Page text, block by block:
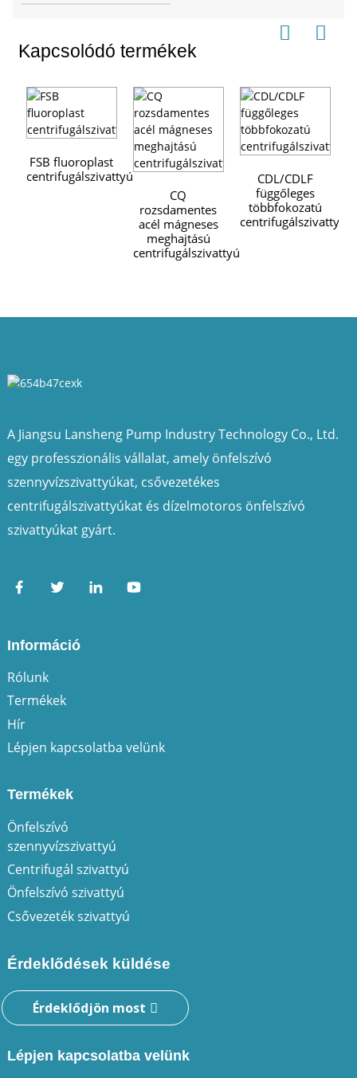
Kapcsolódó termékek
FSB fluoroplast
centrifugálszivattyú
CQ
rozsdamentes
acél mágneses
meghajtású
centrifugálszivattyú
CDL/CDLF
függőleges
többfokozatú
centrifugálszivattyú
A Jiangsu Lansheng Pump Industry Technology Co., Ltd.
egy professzionális vállalat, amely önfelszívó
szennyvízszivattyúkat, csővezetékes
centrifugálszivattyúkat és dízelmotoros önfelszívó
szivattyúkat gyárt.
Információ
Rólunk
Termékek
Hír
Lépjen kapcsolatba velünk
Termékek
Önfelszívó
szennyvízszivattyú
Centrifugál szivattyú
Önfelszívó szivattyú
Csővezeték szivattyú
Érdeklődések küldése
Érdeklődjön most
Lépjen kapcsolatba velünk